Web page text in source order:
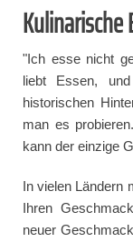
"Ich esse nicht
liebt Essen,
historischen
man es
kann der einzige
In vielen Ländern
Ihren
neuer